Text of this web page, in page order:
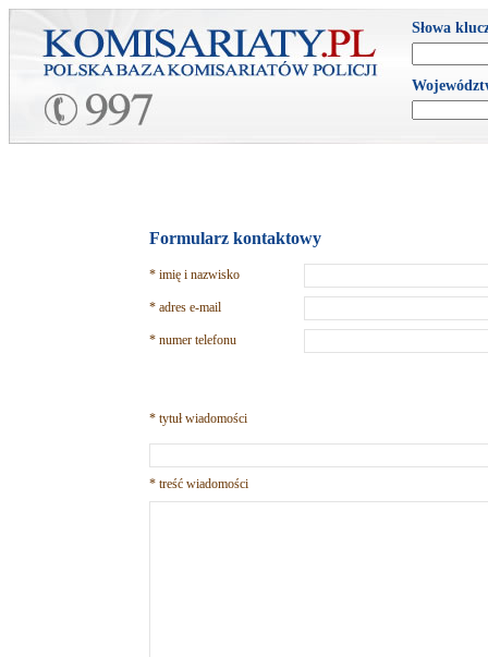
Słowa
Formularz kontaktowy
* imię i nazwisko
* adres e-mail
* numer telefonu
* tytuł wiadomości
* treść wiadomości